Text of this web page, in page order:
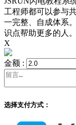
工程师都可以参与
一完整、自成体系
识点帮助更多的人。
X
金额 :
选择支付方式：